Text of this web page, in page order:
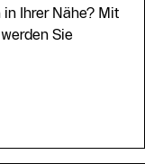
Ihrer Nähe? Mit
Sie